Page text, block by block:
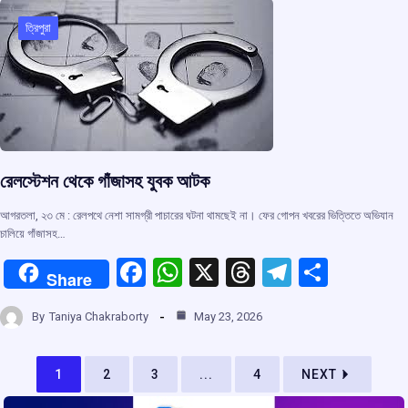
o
o
k
A
p
p
d
s
ত্রিপুরা
রেলস্টেশন থেকে গাঁজাসহ যুবক আটক
আগরতলা, ২৩ মে : রেলপথে নেশা সামগ্রী পাচারের ঘটনা থামছেই না। ফের গোপন খবরের ভিত্তিতে অভিযান
চালিয়ে গাঁজাসহ…
Share
F
ce
b
o
W
h
at
A
X
T
e
a
d
T
gr
a
e
By Taniya Chakraborty May 23, 2026
1 2 3 ... 4 NEXT